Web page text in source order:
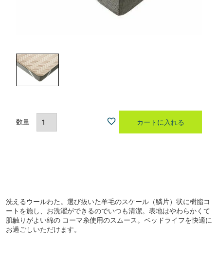
カートに入れる
洗えるウールわた。選び抜いた羊毛のスケール（鱗片）状に樹脂コ
ートを施し、お洗濯ができるのでいつも清潔。表地はやわらかくて
肌触りがよい綿の コーマ糸使用のスムース。ベッドライフを快適に
お過ごしいただけます。